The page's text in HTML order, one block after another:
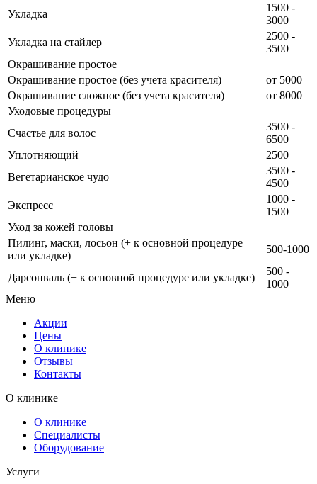
Укладка
1500 -
3000
Укладка на стайлер
2500 -
3500
Окрашивание простое
Окрашивание простое (без учета красителя)
от 5000
Окрашивание сложное (без учета красителя)
от 8000
Уходовые процедуры
Счастье для волос
3500 -
6500
Уплотняющий
2500
Вегетарианское чудо
3500 -
4500
Экспресс
1000 -
1500
Уход за кожей головы
Пилинг, маски, лосьон (+ к основной процедуре
или укладке)
500-1000
Дарсонваль (+ к основной процедуре или укладке)
500 -
1000
Меню
Акции
Цены
О клинике
Отзывы
Контакты
О клинике
О клинике
Специалисты
Оборудование
Услуги